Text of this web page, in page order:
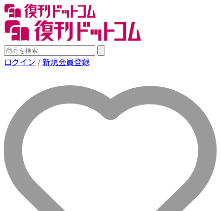
ログイン /新規会員登録